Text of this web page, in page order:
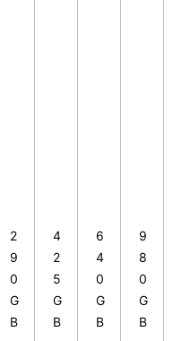
2
9
0
G
B
4
2
5
G
B
6
4
0
G
B
9
8
0
G
B